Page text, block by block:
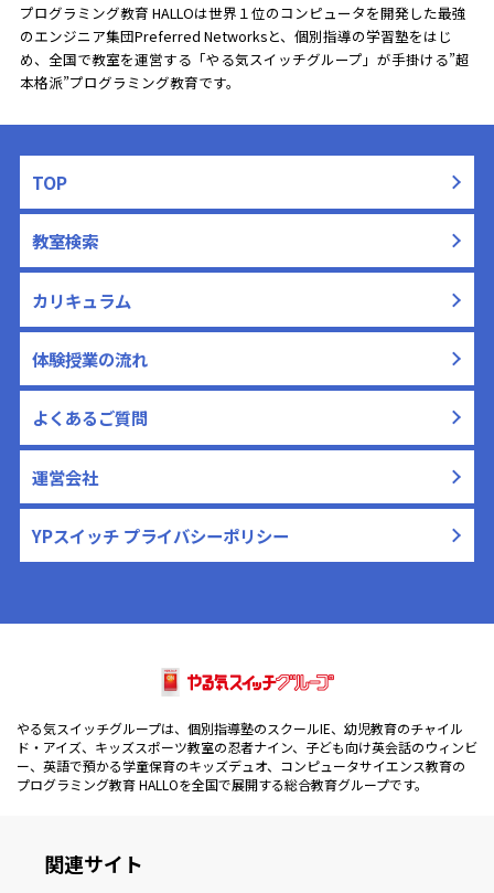
プログラミング教育 HALLOは世界１位のコンピュータを開発した最強
のエンジニア集団Preferred Networksと、 個別指導の学習塾をはじ
め、全国で教室を運営する「やる気スイッチグループ」が手掛ける”超
本格派”プログラミング教育です。
TOP
教室検索
カリキュラム
体験授業の流れ
よくあるご質問
運営会社
YPスイッチ プライバシーポリシー
やる気スイッチグループは、個別指導塾のスクールIE、幼児教育のチャイル
ド・アイズ、キッズスポーツ教室の忍者ナイン、子ども向け英会話のウィンビ
ー、英語で預かる学童保育のキッズデュオ、コンピュータサイエンス教育の
プログラミング教育 HALLOを全国で展開する総合教育グループです。
関連サイト